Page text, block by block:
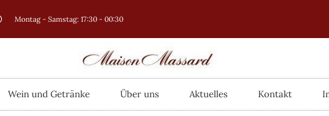
Montag - Samstag: 17:30 - 00:30
Wein und Getränke Über uns Aktuelles Kontakt